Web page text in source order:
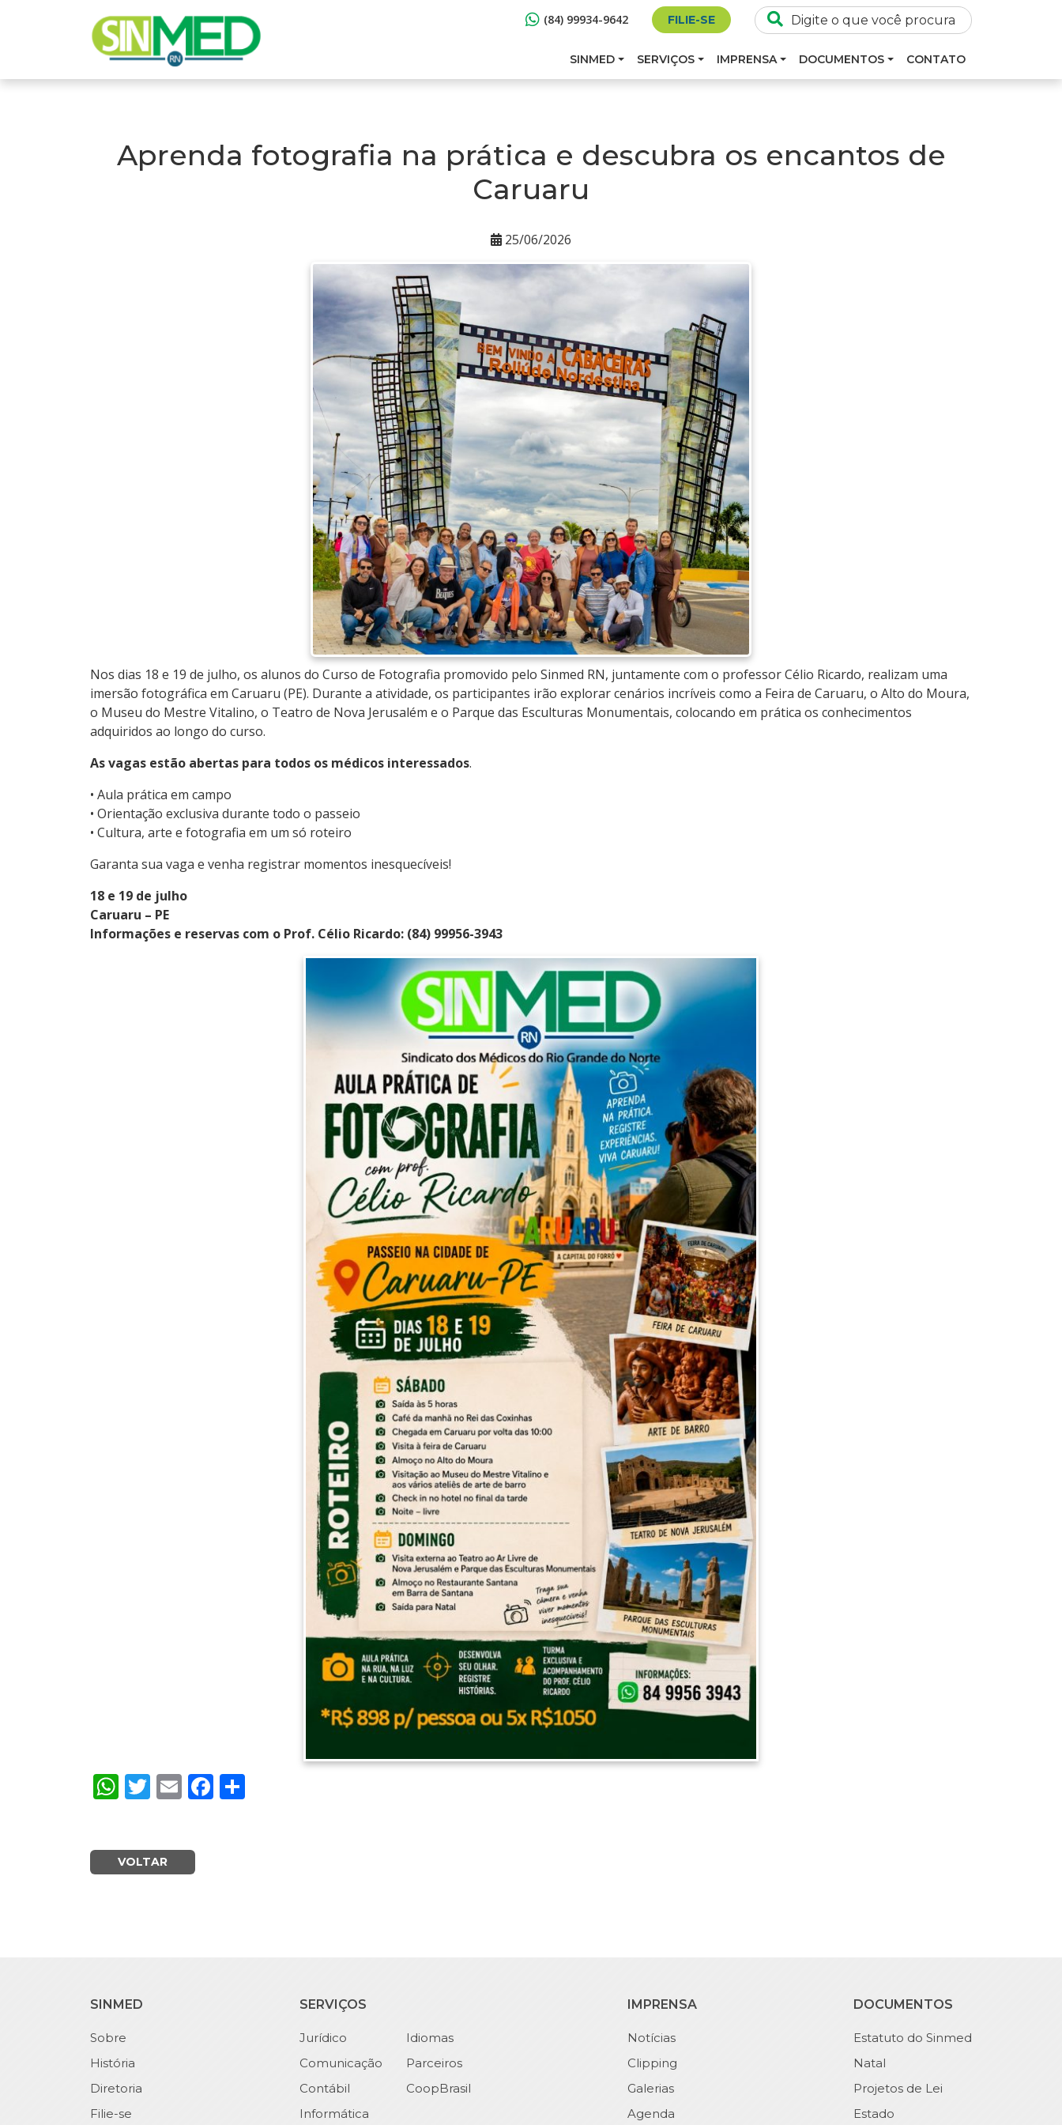
(84) 99934-9642 FILIE-SE
SINMED SERVIÇOS IMPRENSA DOCUMENTOS CONTATO
Aprenda fotografia na prática e descubra os encantos de
Caruaru
25/06/2026
Nos dias 18 e 19 de julho, os alunos do Curso de Fotografia promovido pelo Sinmed RN, juntamente com o professor Célio Ricardo, realizam uma
imersão fotográfica em Caruaru (PE). Durante a atividade, os participantes irão explorar cenários incríveis como a Feira de Caruaru, o Alto do Moura,
o Museu do Mestre Vitalino, o Teatro de Nova Jerusalém e o Parque das Esculturas Monumentais, colocando em prática os conhecimentos
adquiridos ao longo do curso.
As vagas estão abertas para todos os médicos interessados.
• Aula prática em campo
• Orientação exclusiva durante todo o passeio
• Cultura, arte e fotografia em um só roteiro
Garanta sua vaga e venha registrar momentos inesquecíveis!
18 e 19 de julho
Caruaru – PE
Informações e reservas com o Prof. Célio Ricardo: (84) 99956-3943
WhatsApp
Twitter
EmailFacebook
VOLTAR
SINMED
Sobre
História
Diretoria
Filie-se
SERVIÇOS
Jurídico
Comunicação
Contábil
Informática
Idiomas
Parceiros
CoopBrasil
IMPRENSA
Notícias
Clipping
Galerias
Agenda
DOCUMENTOS
Estatuto do Sinmed
Natal
Projetos de Lei
Estado